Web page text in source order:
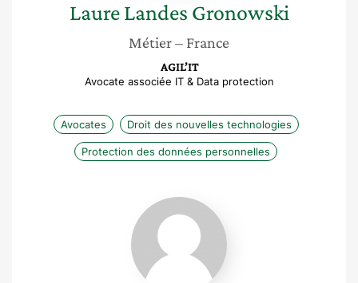
Laure Landes Gronowski
Métier– France
AGIL’IT
Avocate associée IT & Data protection
Avocates Droit des nouvelles technologies
Protection des données personnelles
Jeanne
Bloch